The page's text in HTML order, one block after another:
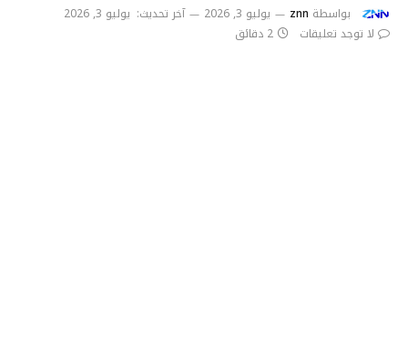
بواسطة znn يوليو 3, 2026 آخر تحديث: يوليو 3, 2026
لا توجد تعليقات
2 دقائق